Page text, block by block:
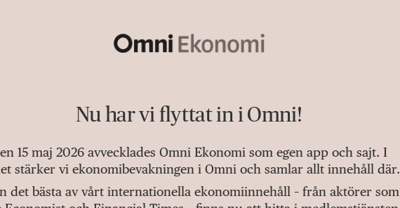
Nu har vi flyttat in i Omni!
15 maj 2026 avvecklades Omni Ekonomi som egen app och sajt. I
stärker vi ekonomibevakningen i Omni och samlar allt innehåll där.
det bästa av vårt internationella ekonomiinnehåll – från aktörer som